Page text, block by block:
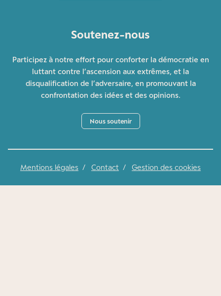
Soutenez-nous
Participez à notre effort pour conforter la démocratie en
luttant contre l’ascension aux extrêmes, et la
disqualification de l’adversaire, en promouvant la
confrontation des idées et des opinions.
Nous soutenir
Mentions légales / Contact / Gestion des cookies